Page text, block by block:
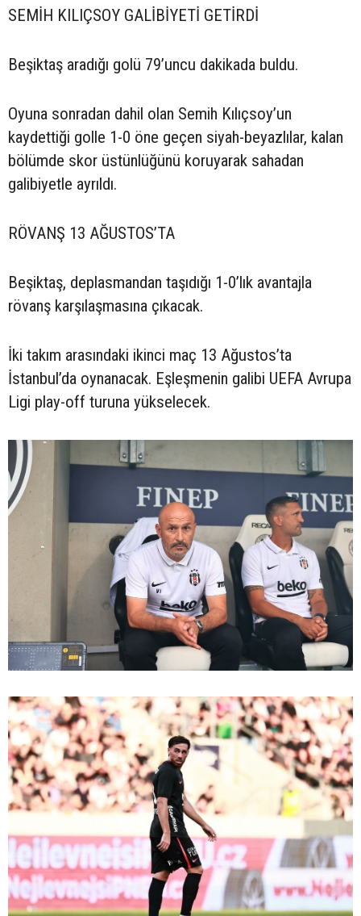
SEMİH KILIÇSOY GALİBİYETİ GETİRDİ
Beşiktaş aradığı golü 79’uncu dakikada buldu.
Oyuna sonradan dahil olan Semih Kılıçsoy’un
kaydettiği golle 1-0 öne geçen siyah-beyazlılar, kalan
bölümde skor üstünlüğünü koruyarak sahadan
galibiyetle ayrıldı.
RÖVANŞ 13 AĞUSTOS’TA
Beşiktaş, deplasmandan taşıdığı 1-0’lık avantajla
rövanş karşılaşmasına çıkacak.
İki takım arasındaki ikinci maç 13 Ağustos’ta
İstanbul’da oynanacak. Eşleşmenin galibi UEFA Avrupa
Ligi play-off turuna yükselecek.